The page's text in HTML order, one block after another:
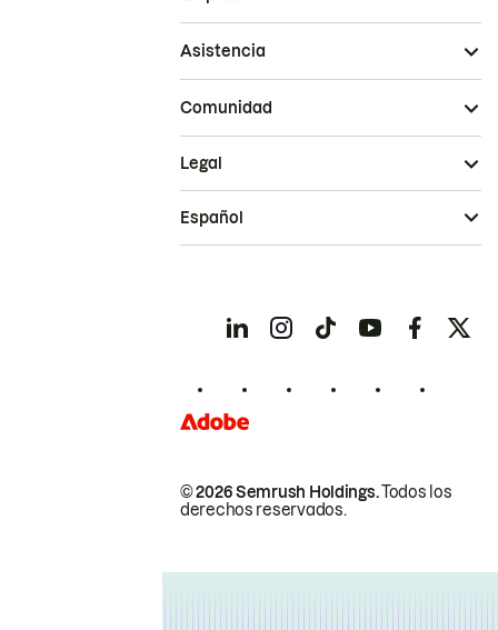
Asistencia
Comunidad
© 2026 Semrush Holdings.Todos los
derechos reservados.
Legal
Español